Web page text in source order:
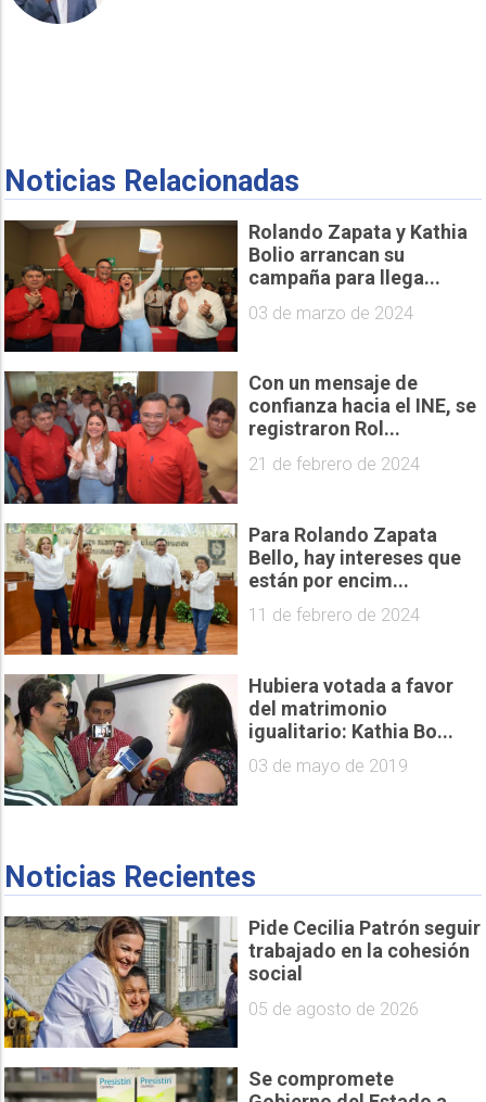
Noticias Relacionadas
Rolando Zapata y Kathia
Bolio arrancan su
campaña para llega...
03 de marzo de 2024
Con un mensaje de
confianza hacia el INE, se
registraron Rol...
21 de febrero de 2024
Para Rolando Zapata
Bello, hay intereses que
están por encim...
11 de febrero de 2024
Hubiera votada a favor
del matrimonio
igualitario: Kathia Bo...
03 de mayo de 2019
Noticias Recientes
Pide Cecilia Patrón seguir
trabajado en la cohesión
social
05 de agosto de 2026
Se compromete